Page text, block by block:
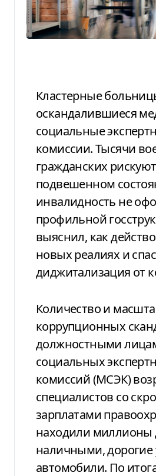
Кластерные больницы заменят
оскандалившиеся
социальные
комиссии. Тысячи
гражданских
подвешенном
инвалидность не
профильной
выяснил, как
новых реалиях и
диджитализация от
Количество и масштабы
коррупционных
должностными
социальных
комиссий (МСЭК)
специалистов со
зарплатами
находили миллионы
наличными, дорогие
автомобили. По